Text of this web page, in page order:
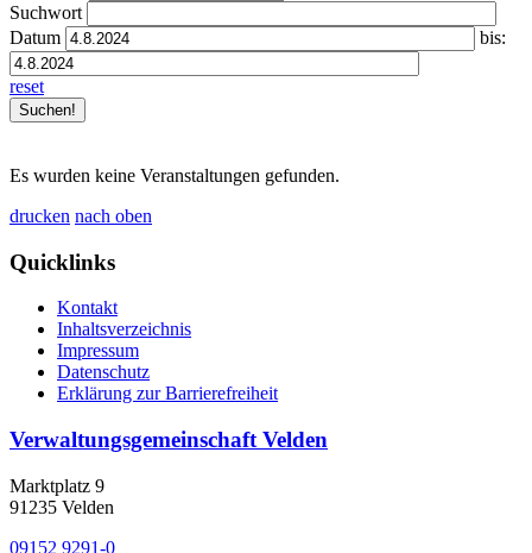
Suchwort
Datum
bis:
reset
Es wurden keine Veranstaltungen gefunden.
drucken nach oben
Quicklinks
Kontakt
Inhaltsverzeichnis
Impressum
Datenschutz
Erklärung zur Barrierefreiheit
Verwaltungsgemeinschaft Velden
Marktplatz 9
91235 Velden
09152 9291-0